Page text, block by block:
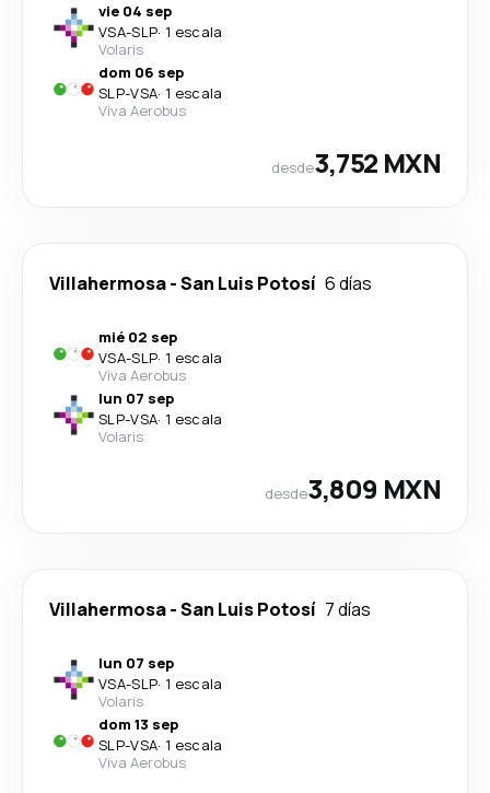
vie 04 sep
VSA-SLP· 1 escala
Volaris
dom 06 sep
SLP-VSA· 1 escala
Viva Aerobus
desde3,752 MXN
Villahermosa-San Luis Potosí 6 días
mié 02 sep
VSA-SLP· 1 escala
Viva Aerobus
lun 07 sep
SLP-VSA· 1 escala
Volaris
desde3,809 MXN
Villahermosa-San Luis Potosí 7 días
lun 07 sep
VSA-SLP· 1 escala
Volaris
dom 13 sep
SLP-VSA· 1 escala
Viva Aerobus